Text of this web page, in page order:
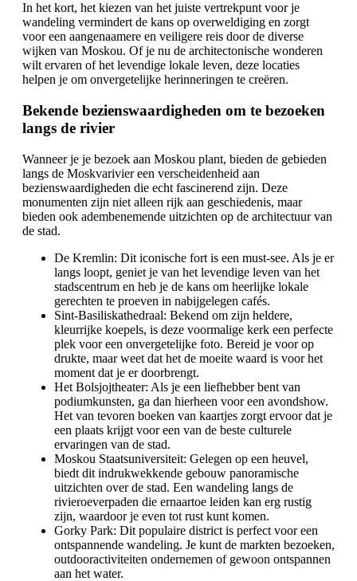
In het kort, het kiezen van het juiste vertrekpunt voor je
wandeling vermindert de kans op overweldiging en zorgt
voor een aangenaamere en veiligere reis door de diverse
wijken van Moskou. Of je nu de architectonische wonderen
wilt ervaren of het levendige lokale leven, deze locaties
helpen je om onvergetelijke herinneringen te creëren.
Bekende bezienswaardigheden om te bezoeken
langs de rivier
Wanneer je je bezoek aan Moskou plant, bieden de gebieden
langs de Moskvarivier een verscheidenheid aan
bezienswaardigheden die echt fascinerend zijn. Deze
monumenten zijn niet alleen rijk aan geschiedenis, maar
bieden ook adembenemende uitzichten op de architectuur van
de stad.
De Kremlin: Dit iconische fort is een must-see. Als je er
langs loopt, geniet je van het levendige leven van het
stadscentrum en heb je de kans om heerlijke lokale
gerechten te proeven in nabijgelegen cafés.
Sint-Basiliskathedraal: Bekend om zijn heldere,
kleurrijke koepels, is deze voormalige kerk een perfecte
plek voor een onvergetelijke foto. Bereid je voor op
drukte, maar weet dat het de moeite waard is voor het
moment dat je er doorbrengt.
Het Bolsjojtheater: Als je een liefhebber bent van
podiumkunsten, ga dan hierheen voor een avondshow.
Het van tevoren boeken van kaartjes zorgt ervoor dat je
een plaats krijgt voor een van de beste culturele
ervaringen van de stad.
Moskou Staatsuniversiteit: Gelegen op een heuvel,
biedt dit indrukwekkende gebouw panoramische
uitzichten over de stad. Een wandeling langs de
rivieroeverpaden die ernaartoe leiden kan erg rustig
zijn, waardoor je even tot rust kunt komen.
Gorky Park: Dit populaire district is perfect voor een
ontspannende wandeling. Je kunt de markten bezoeken,
outdooractiviteiten ondernemen of gewoon ontspannen
aan het water.